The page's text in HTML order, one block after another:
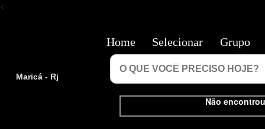
<
Maricá - Rj
Não
Home Selecionar Grupo